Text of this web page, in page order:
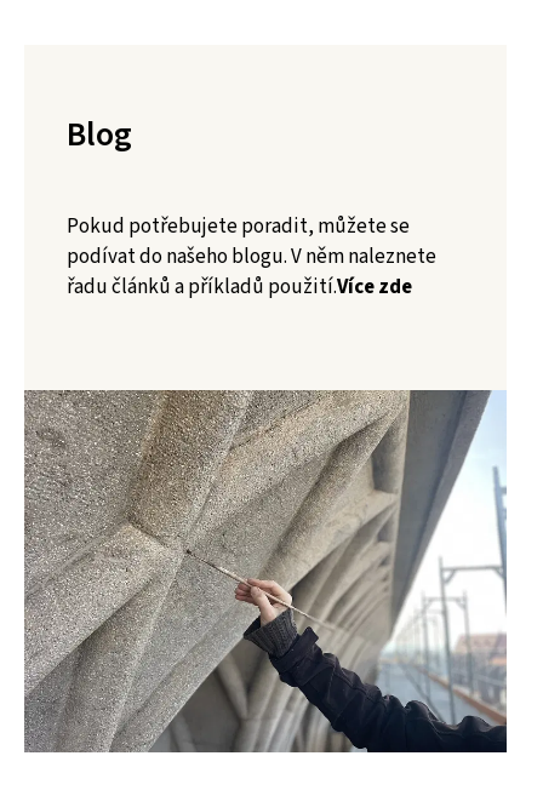
Blog
Pokud potřebujete poradit, můžete se
podívat do našeho blogu. V něm naleznete
řadu článků a příkladů použití.Více zde